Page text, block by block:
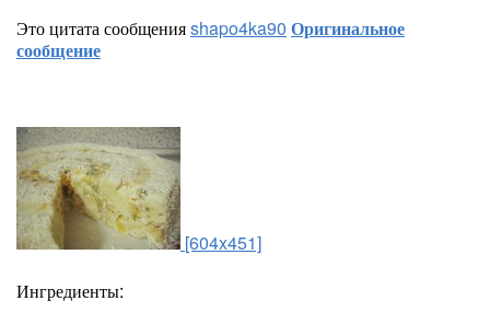
Это цитата сообщенияshapo4ka90 Оригинальное
сообщение
[604x451]
Ингредиенты: